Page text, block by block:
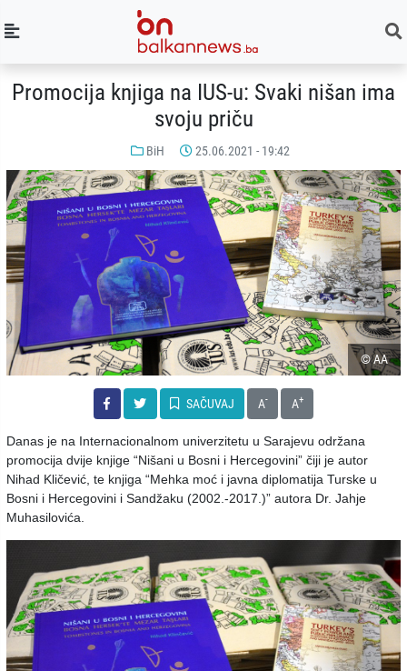
Promocija knjiga na IUS-u: Svaki nišan ima
svoju priču
BiH 25.06.2021 - 19:42
© AA
SAČUVAJ A- A+
Danas je na Internacionalnom univerzitetu u Sarajevu održana
promocija dvije knjige “Nišani u Bosni i Hercegovini” čiji je autor
Nihad Kličević, te knjiga “Mehka moć i javna diplomatija Turske u
Bosni i Hercegovini i Sandžaku (2002.-2017.)” autora Dr. Jahje
Muhasilovića.